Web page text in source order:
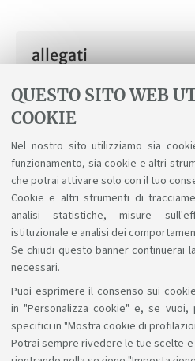
QUESTO SITO WEB
COOKIE
Nel nostro sito utilizziamo sia
funzionamento, sia cookie e altri
che potrai attivare solo con il tuo
Cookie e altri strumenti di
analisi statistiche, misure
istituzionale e analisi dei
Se chiudi questo banner continuerai
necessari.
Puoi esprimere il consenso sui
in "Personalizza cookie" e, se
specifici in "Mostra cookie di
Potrai sempre rivedere le tue scelte
allegati
Manuale tirocinanti
[ .pdf 628Kb ]
Modulo per comunicare
tirocinio curriculare
[ .docx 20Kb ]
Sosteniamo il diritto
Seguici su: